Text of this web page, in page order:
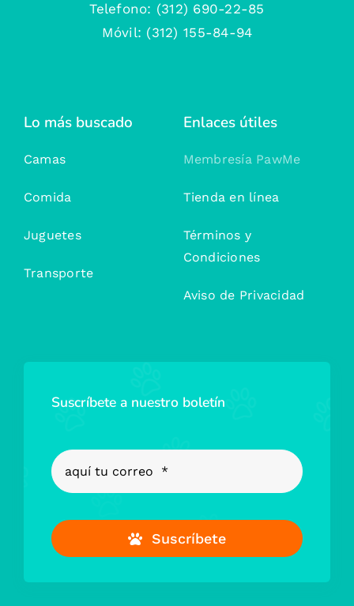
Telefono: (312) 690-22-85
Móvil: (312) 155-84-94
Lo más buscado
Camas
Comida
Juguetes
Transporte
Enlaces útiles
Membresía PawMe
Tienda en línea
Términos y
Condiciones
Aviso de Privacidad
Suscríbete a nuestro boletín
Suscríbete